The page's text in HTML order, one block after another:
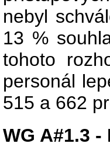
nebyl
13 %
tohoto
personál
515 a 662
WG A#1.3